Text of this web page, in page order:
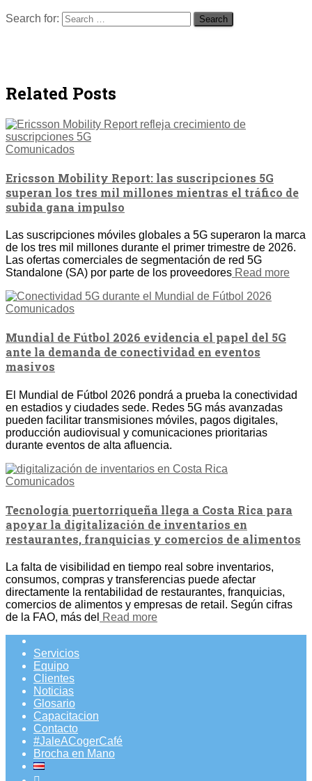
Search for:
Related Posts
Comunicados
Ericsson Mobility Report: las suscripciones 5G
superan los tres mil millones mientras el tráfico de
subida gana impulso
Las suscripciones móviles globales a 5G superaron la marca
de los tres mil millones durante el primer trimestre de 2026.
Las ofertas comerciales de segmentación de red 5G
Standalone (SA) por parte de los proveedores Read more
Comunicados
Mundial de Fútbol 2026 evidencia el papel del 5G
ante la demanda de conectividad en eventos
masivos
El Mundial de Fútbol 2026 pondrá a prueba la conectividad
en estadios y ciudades sede. Redes 5G más avanzadas
pueden facilitar transmisiones móviles, pagos digitales,
producción audiovisual y comunicaciones prioritarias
durante eventos de alta afluencia.
Comunicados
Tecnología puertorriqueña llega a Costa Rica para
apoyar la digitalización de inventarios en
restaurantes, franquicias y comercios de alimentos
La falta de visibilidad en tiempo real sobre inventarios,
consumos, compras y transferencias puede afectar
directamente la rentabilidad de restaurantes, franquicias,
comercios de alimentos y empresas de retail. Según cifras
de la FAO, más del Read more
Servicios
Equipo
Clientes
Noticias
Glosario
Capacitacion
Contacto
#JaleACogerCafé
Brocha en Mano